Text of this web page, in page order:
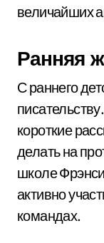
величайших
Ранняя
С раннего
короткие
делать на
школе
активно
командах.